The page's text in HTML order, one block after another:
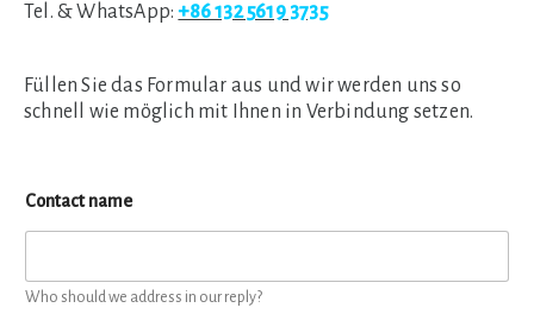
Tel. & WhatsApp:+86 132 5619 3735
Füllen Sie das Formular aus und wir werden uns so
schnell wie möglich mit Ihnen in Verbindung setzen.
Contact name
Who should we address in our reply?